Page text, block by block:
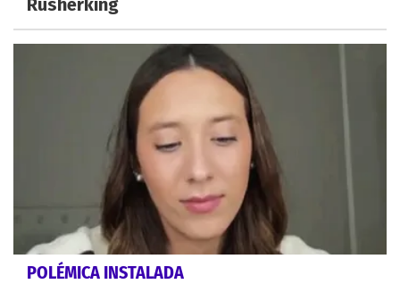
Rusherking
POLÉMICA INSTALADA